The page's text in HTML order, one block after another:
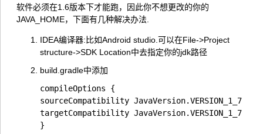
软件必须在1.6版本下才能跑，因此你不想更改的你的
JAVA_HOME，下面有几种解决办法.
IDEA编译器:比如Android studio.可以在File->Project
structure->SDK Location中去指定你的jdk路径
build.gradle中添加
compileOptions {
sourceCompatibility JavaVersion.VERSION_1_7
targetCompatibility JavaVersion.VERSION_1_7